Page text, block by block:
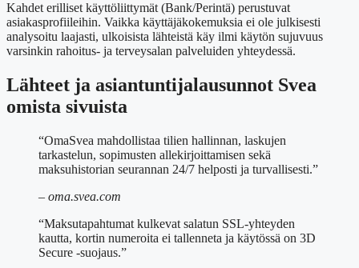
Kahdet erilliset käyttöliittymät (Bank/Perintä) perustuvat
asiakasprofiileihin. Vaikka käyttäjäkokemuksia ei ole julkisesti
analysoitu laajasti, ulkoisista lähteistä käy ilmi käytön sujuvuus
varsinkin rahoitus- ja terveysalan palveluiden yhteydessä.
Lähteet ja asiantuntijalausunnot Svea
omista sivuista
“OmaSvea mahdollistaa tilien hallinnan, laskujen
tarkastelun, sopimusten allekirjoittamisen sekä
maksuhistorian seurannan 24/7 helposti ja turvallisesti.”
– oma.svea.com
“Maksutapahtumat kulkevat salatun SSL-yhteyden
kautta, kortin numeroita ei tallenneta ja käytössä on 3D
Secure -suojaus.”